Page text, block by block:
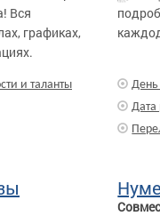
Вся
графиках,
и таланты